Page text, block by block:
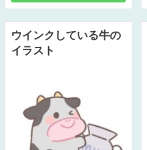
ウインクしている牛の
イラスト